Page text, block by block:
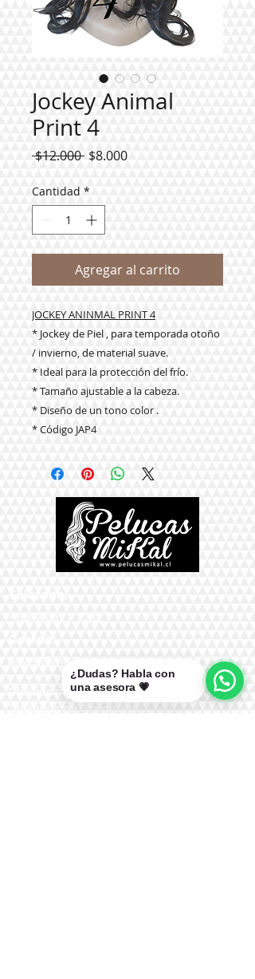
Jockey Animal
Print 4
$12.000 Precio
$8.000Precio
Cantidad *
Agregar al carrito
JOCKEY ANINMAL PRINT 4
* Jockey de Piel , para temporada otoño
/ invierno, de material suave.
* Ideal para la protección del frío.
* Tamaño ajustable a la cabeza.
* Diseño de un tono color .
* Código JAP4
*Políticas de Envío
*Políticas de Garantías
¿Dudas? Habla con
una asesora 💗